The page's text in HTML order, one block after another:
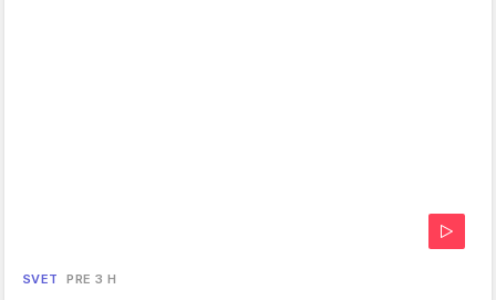
SVET PRE 3 H